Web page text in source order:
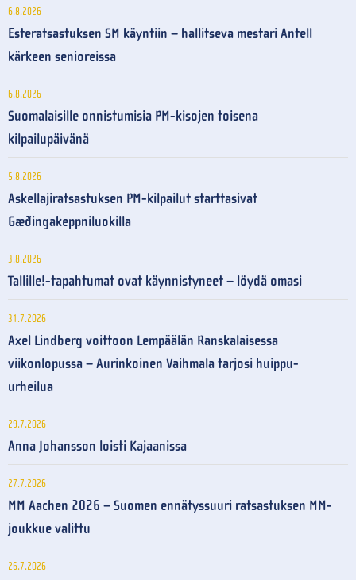
6.8.2026
Esteratsastuksen SM käyntiin – hallitseva mestari Antell
kärkeen senioreissa
6.8.2026
Suomalaisille onnistumisia PM-kisojen toisena
kilpailupäivänä
5.8.2026
Askellajiratsastuksen PM-kilpailut starttasivat
Gæðingakeppniluokilla
3.8.2026
Tallille!-tapahtumat ovat käynnistyneet – löydä omasi
31.7.2026
Axel Lindberg voittoon Lempäälän Ranskalaisessa
viikonlopussa – Aurinkoinen Vaihmala tarjosi huippu-
urheilua
29.7.2026
Anna Johansson loisti Kajaanissa
27.7.2026
MM Aachen 2026 – Suomen ennätyssuuri ratsastuksen MM-
joukkue valittu
26.7.2026